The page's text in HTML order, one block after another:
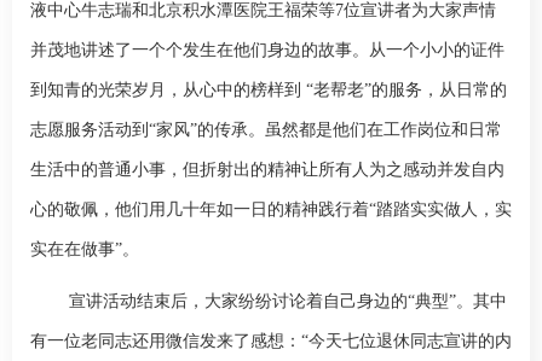
液中心牛志瑞和北京积水潭医院王福荣等7位宣讲者为大家声情
并茂地讲述了一个个发生在他们身边的故事。从一个小小的证件
到知青的光荣岁月，从心中的榜样到 “老帮老”的服务，从日常的
志愿服务活动到“家风”的传承。虽然都是他们在工作岗位和日常
生活中的普通小事，但折射出的精神让所有人为之感动并发自内
心的敬佩，他们用几十年如一日的精神践行着“踏踏实实做人，实
实在在做事”。
宣讲活动结束后，大家纷纷讨论着自己身边的“典型”。其中
有一位老同志还用微信发来了感想：“今天七位退休同志宣讲的内